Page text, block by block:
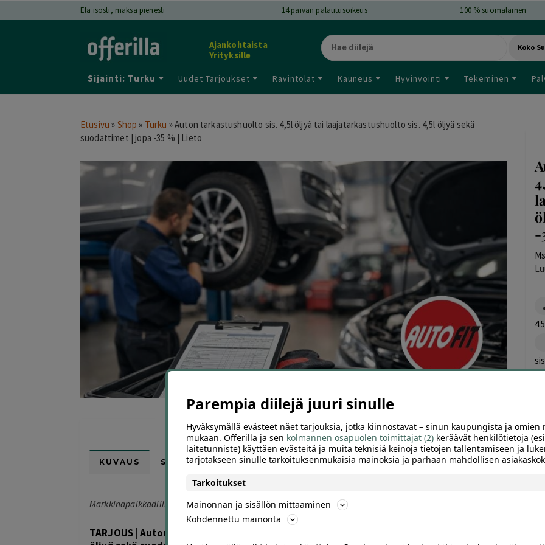
Elä isosti, maksa pienesti 14päivän palautusoikeus 100 % suomalainen
Ajankohtaista
Yrityksille
Koko
Sijainti: Turku Uudet Tarjoukset Ravintolat Kauneus Hyvinvointi Tekeminen
Etusivu » Shop » Turku »Auton tarkastushuolto sis. 4,5l öljyä tai laajatarkastushuolto sis. 4,5l öljyä sekä
suodattimet | jopa -35 % | Lieto
KUVAUS SIJAINTI KARTALLA ARVIOT (0) SUOSITTELE
Markkinapaikkadiili*
TARJOUS | Auton tarkastushuolto sis. 4.5l öljyä tai laajatarkastushuolto sis. 4.5l
-
Parempia diilejä juuri sinulle
Hyväksymällä evästeet näet tarjouksia, jotka kiinnostavat – sinun kaupungista ja omien
mukaan. Offerilla ja sen kolmannen osapuolen toimittajat (2) keräävät henkilötietoja
laitetunniste) käyttäen evästeitä ja muita teknisiä keinoja tietojen tallentamiseen ja
tarjotakseen sinulle tarkoituksenmukaisia mainoksia ja parhaan mahdollisen
Tarkoitukset
Mainonnan ja sisällön mittaaminen
Kohdennettu mainonta